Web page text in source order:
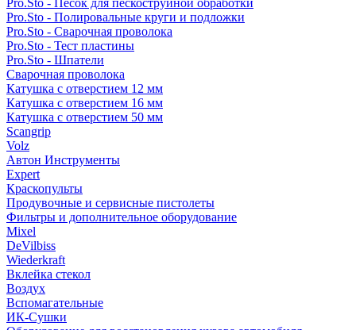
Pro.Sto - Песок для пескоструйной обработки
Pro.Sto - Полировальные круги и подложки
Pro.Sto - Сварочная проволока
Pro.Sto - Тест пластины
Pro.Sto - Шпатели
Сварочная проволока
Катушка с отверстием 12 мм
Катушка с отверстием 16 мм
Катушка с отверстием 50 мм
Scangrip
Volz
Автон Инструменты
Expert
Краскопульты
Продувочные и сервисные пистолеты
Фильтры и дополнительное оборудование
Mixel
DeVilbiss
Wiederkraft
Вклейка стекол
Воздух
Вспомагательные
ИК-Сушки